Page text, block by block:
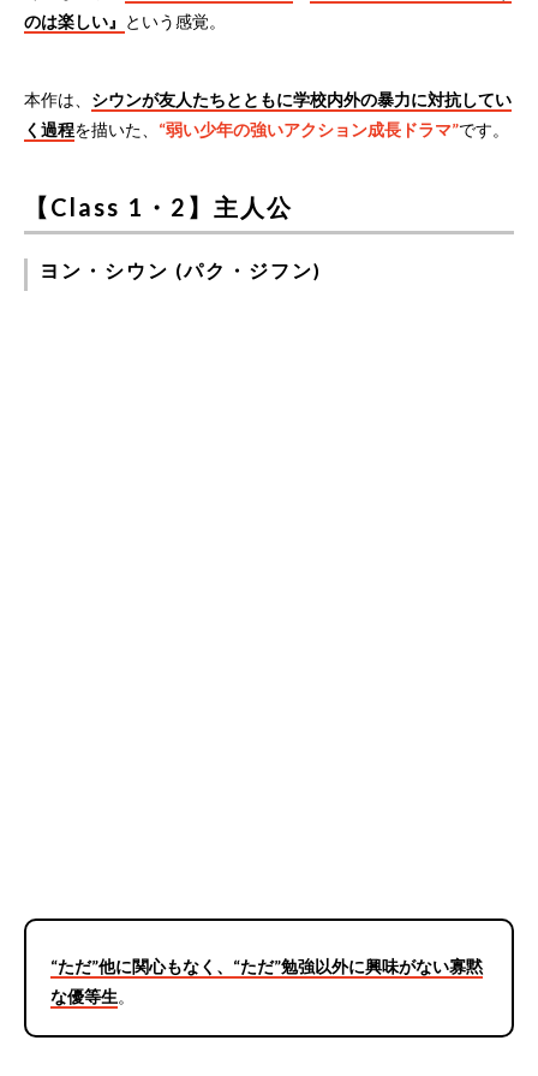
のは楽しい』 という感覚。
本作は、 シウンが友人たちとともに学校内外の暴力に対抗してい
く過程を描いた、 “弱い少年の強いアクション成長ドラマ”です。
【Class 1・2】主人公
ヨン・シウン (パク・ジフン)
“ただ”他に関心もなく、“ただ”勉強以外に興味がない寡黙
な優等生。